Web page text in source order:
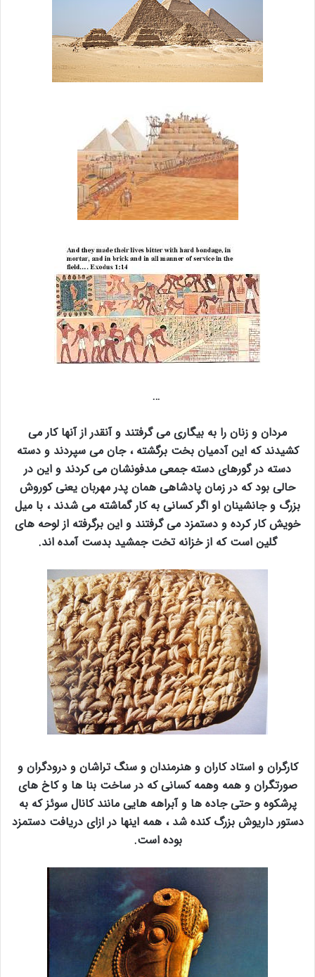
…
مردان و زنان را به بیگاری می گرفتند و آنقدر از آنها کار می
کشیدند که این آدمیان بخت برگشته ، جان می سپردند و دسته
دسته در گورهای دسته جمعی مدفونشان می کردند و این در
حالی بود که در زمان پادشاهی همان پدر مهربان یعنی کوروش
بزرگ و جانشینان او اگر کسانی به کار گماشته می شدند ، با میل
خویش کار کرده و دستمزد می گرفتند و این برگرفته از لوحه های
گلین است که از خزانه تخت جمشید بدست آمده اند.
کارگران و استاد کاران و هنرمندان و سنگ تراشان و درودگران و
صورتگران و همه وهمه کسانی که در ساخت بنا ها و کاخ های
پرشکوه و حتی جاده ها و آبراهه هایی مانند کانال سوئز که به
دستور داریوش بزرگ کنده شد ، همه اینها در ازای دریافت دستمزد
بوده است.